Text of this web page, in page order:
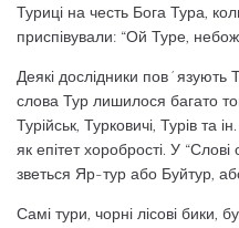
Туриці на честь Бога Тура,
приспівували: “Ой Туре,
Деякі дослідники
слова Тур лишилося багато
Турійськ, Турковичі, Турів та
як епітет хоробрості. У
зветься Яр-тур або Буйтур,
Самі тури, чорні лісові бики,